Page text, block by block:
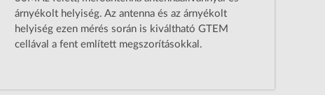
árnyékolt helyiség. Az antenna és az árnyékolt
helyiség ezen mérés során is kiváltható GTEM
cellával a fent említett megszorításokkal.